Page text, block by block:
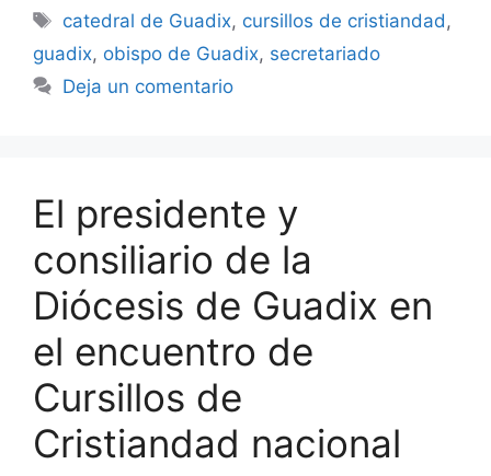
Etiquetas
catedral de Guadix, cursillos de cristiandad ,
guadix, obispo de Guadix, secretariado
Deja un comentario
El presidente y
consiliario de la
Diócesis de Guadix en
el encuentro de
Cursillos de
Cristiandad nacional